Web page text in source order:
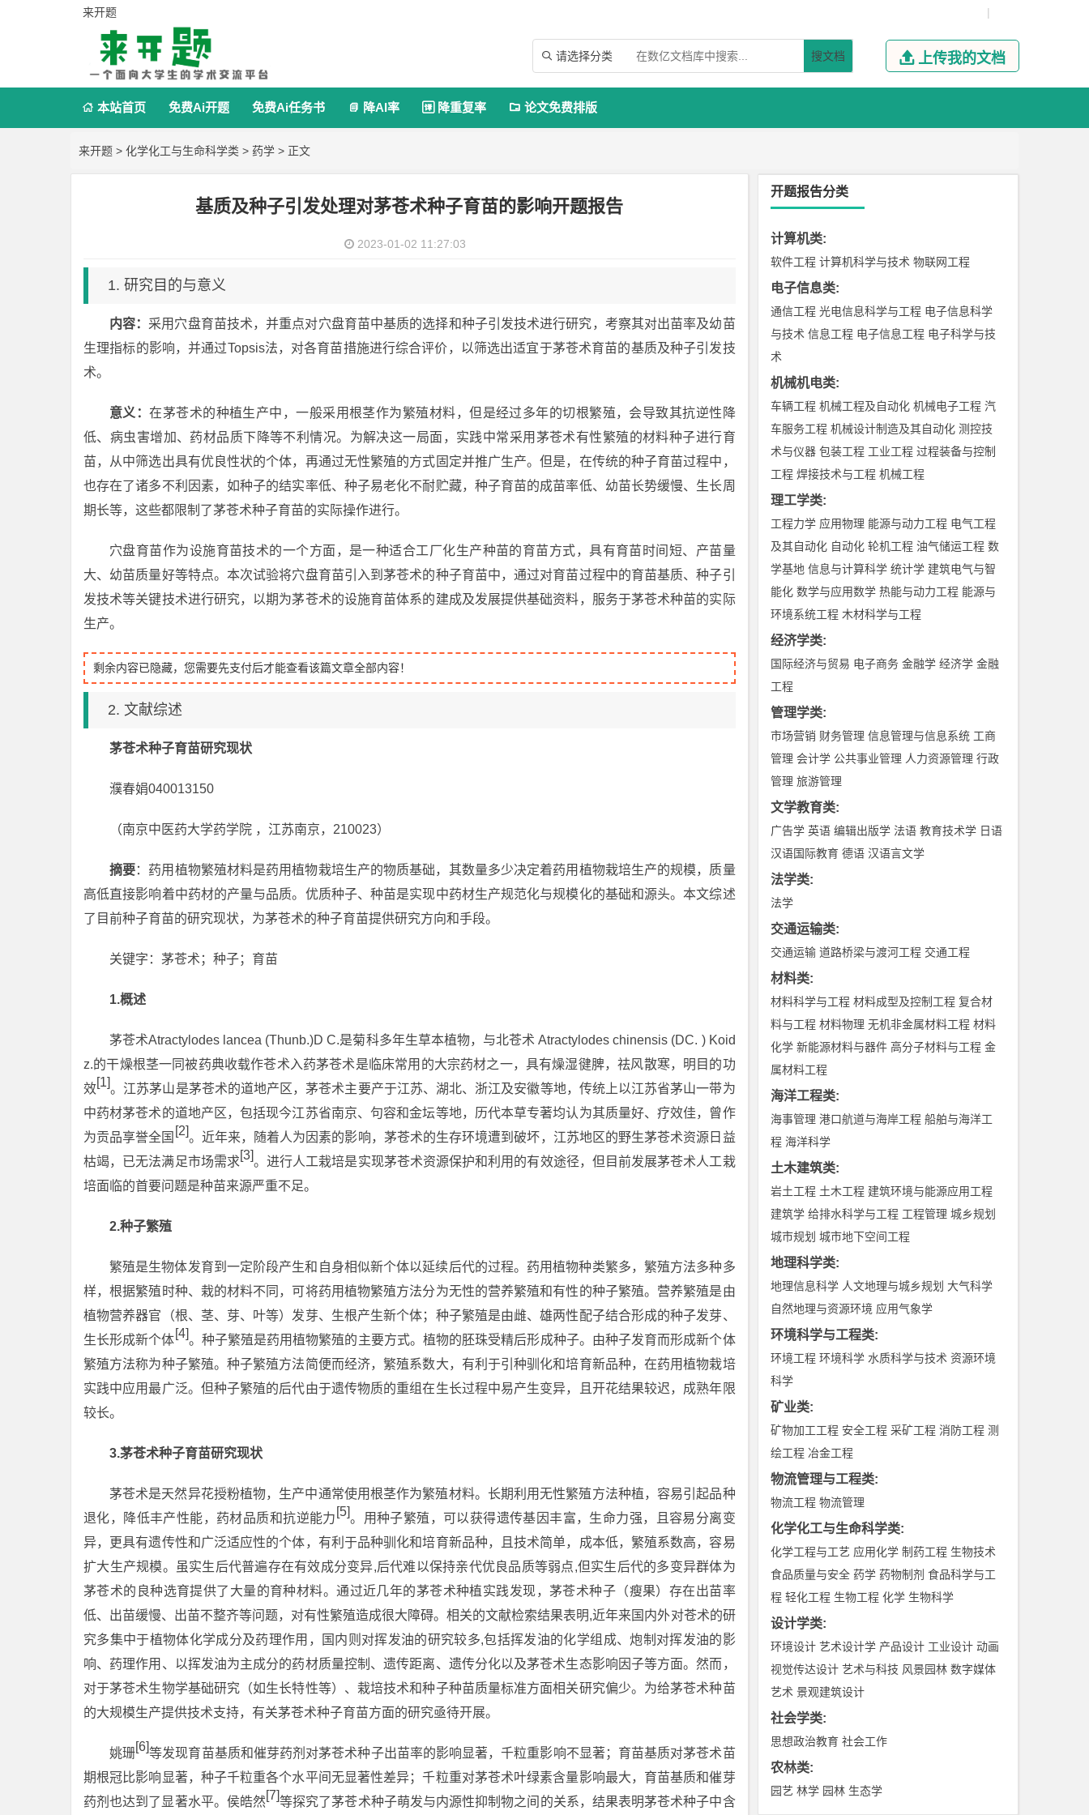
来开题 |
 请选择分类 搜文档  上传我的文档
 本站首页 免费Ai开题 免费Ai任务书  降AI率  降重复率  论文免费排版
来开题 > 化学化工与生命科学类 > 药学 > 正文
基质及种子引发处理对茅苍术种子育苗的影响开题报告
2023-01-02 11:27:03
1. 研究目的与意义
内容： 采用穴盘育苗技术，并重点对穴盘育苗中基质的选择和种子引发技术进行研究，考察其对出苗率及幼苗
生理指标的影响，并通过Topsis法，对各育苗措施进行综合评价，以筛选出适宜于茅苍术育苗的基质及种子引发技
术。
意义：在茅苍术的种植生产中，一般采用根茎作为繁殖材料，但是经过多年的切根繁殖，会导致其抗逆性降
低、病虫害增加、药材品质下降等不利情况。为解决这一局面，实践中常采用茅苍术有性繁殖的材料种子进行育
苗，从中筛选出具有优良性状的个体，再通过无性繁殖的方式固定并推广生产。但是，在传统的种子育苗过程中，
也存在了诸多不利因素，如种子的结实率低、种子易老化不耐贮藏，种子育苗的成苗率低、幼苗长势缓慢、生长周
期长等，这些都限制了茅苍术种子育苗的实际操作进行。
穴盘育苗作为设施育苗技术的一个方面，是一种适合工厂化生产种苗的育苗方式，具有育苗时间短、产苗量
大、幼苗质量好等特点。本次试验将穴盘育苗引入到茅苍术的种子育苗中，通过对育苗过程中的育苗基质、种子引
发技术等关键技术进行研究，以期为茅苍术的设施育苗体系的建成及发展提供基础资料，服务于茅苍术种苗的实际
生产。
剩余内容已隐藏，您需要先支付后才能查看该篇文章全部内容！
2. 文献综述
茅苍术种子育苗研究现状
濮春娟040013150
（南京中医药大学药学院 ，江苏南京，210023）
摘要：药用植物繁殖材料是药用植物栽培生产的物质基础，其数量多少决定着药用植物栽培生产的规模，质量
高低直接影响着中药材的产量与品质。优质种子、种苗是实现中药材生产规范化与规模化的基础和源头。本文综述
了目前种子育苗的研究现状，为茅苍术的种子育苗提供研究方向和手段。
关键字：茅苍术；种子；育苗
1.概述
茅苍术Atractylodes lancea (Thunb.)D C.是菊科多年生草本植物，与北苍术Atractylodes chinensis (DC. ) Koid
z.的干燥根茎一同被药典收载作苍术入药茅苍术是临床常用的大宗药材之一，具有燥湿徤脾，祛风散寒，明目的功
效[1]。江苏茅山是茅苍术的道地产区，茅苍术主要产于江苏、湖北、浙江及安徽等地，传统上以江苏省茅山一带为
中药材茅苍术的道地产区，包括现今江苏省南京、句容和金坛等地，历代本草专著均认为其质量好、疗效佳，曾作
为贡品享誉全国 [2]。近年来，随着人为因素的影响，茅苍术的生存环境遭到破坏，江苏地区的野生茅苍术资源日益
枯竭，已无法满足市场需求[3]。进行人工栽培是实现茅苍术资源保护和利用的有效途径，但目前发展茅苍术人工栽
培面临的首要问题是种苗来源严重不足。
2.种子繁殖
繁殖是生物体发育到一定阶段产生和自身相似新个体以延续后代的过程。药用植物种类繁多，繁殖方法多种多
样，根据繁殖时种、栽的材料不同，可将药用植物繁殖方法分为无性的营养繁殖和有性的种子繁殖。营养繁殖是由
植物营养器官（根、茎、芽、叶等）发芽、生根产生新个体；种子繁殖是由雌、雄两性配子结合形成的种子发芽、
生长形成新个体[4]。种子繁殖是药用植物繁殖的主要方式。植物的胚珠受精后形成种子。由种子发育而形成新个体
繁殖方法称为种子繁殖。种子繁殖方法简便而经济，繁殖系数大，有利于引种驯化和培育新品种，在药用植物栽培
实践中应用最广泛。但种子繁殖的后代由于遗传物质的重组在生长过程中易产生变异，且开花结果较迟，成熟年限
较长。
3.茅苍术种子育苗研究现状
茅苍术是天然异花授粉植物，生产中通常使用根茎作为繁殖材料。长期利用无性繁殖方法种植，容易引起品种
退化，降低丰产性能，药材品质和抗逆能力 [5]。用种子繁殖，可以获得遗传基因丰富，生命力强，且容易分离变
异，更具有遗传性和广泛适应性的个体，有利于品种驯化和培育新品种，且技术简单，成本低，繁殖系数高，容易
扩大生产规模。虽实生后代普遍存在有效成分变异,后代难以保持亲代优良品质等弱点,但实生后代的多变异群体为
茅苍术的良种选育提供了大量的育种材料。通过近几年的茅苍术种植实践发现，茅苍术种子（瘦果）存在出苗率
低、出苗缓慢、出苗不整齐等问题，对有性繁殖造成很大障碍。相关的文献检索结果表明,近年来国内外对苍术的研
究多集中于植物体化学成分及药理作用，国内则对挥发油的研究较多,包括挥发油的化学组成、炮制对挥发油的影
响、药理作用、以挥发油为主成分的药材质量控制、遗传距离、遗传分化以及茅苍术生态影响因子等方面。然而，
对于茅苍术生物学基础研究（如生长特性等）、栽培技术和种子种苗质量标准方面相关研究偏少。为给茅苍术种苗
的大规模生产提供技术支持，有关茅苍术种子育苗方面的研究亟待开展。
姚珊[6]等发现育苗基质和催芽药剂对茅苍术种子出苗率的影响显著，千粒重影响不显著；育苗基质对茅苍术苗
期根冠比影响显著，种子千粒重各个水平间无显著性差异；千粒重对茅苍术叶绿素含量影响最大，育苗基质和催芽
药剂也达到了显著水平。侯皓然[7]等探究了茅苍术种子萌发与内源性抑制物之间的关系，结果表明茅苍术种子中含
开题报告分类
计算机类:
软件工程 计算机科学与技术 物联网工程
电子信息类:
通信工程 光电信息科学与工程 电子信息科学
与技术 信息工程 电子信息工程 电子科学与技
术
机械机电类:
车辆工程 机械工程及自动化 机械电子工程 汽
车服务工程 机械设计制造及其自动化 测控技
术与仪器 包装工程 工业工程 过程装备与控制
工程 焊接技术与工程 机械工程
理工学类:
工程力学 应用物理 能源与动力工程 电气工程
及其自动化 自动化 轮机工程 油气储运工程 数
学基地 信息与计算科学 统计学 建筑电气与智
能化 数学与应用数学 热能与动力工程 能源与
环境系统工程 木材科学与工程
经济学类:
国际经济与贸易 电子商务 金融学 经济学 金融
工程
管理学类:
市场营销 财务管理 信息管理与信息系统 工商
管理 会计学 公共事业管理 人力资源管理 行政
管理 旅游管理
文学教育类:
广告学 英语 编辑出版学 法语 教育技术学 日语
汉语国际教育 德语 汉语言文学
法学类:
法学
交通运输类:
交通运输 道路桥梁与渡河工程 交通工程
材料类:
材料科学与工程 材料成型及控制工程 复合材
料与工程 材料物理 无机非金属材料工程 材料
化学 新能源材料与器件 高分子材料与工程 金
属材料工程
海洋工程类:
海事管理 港口航道与海岸工程 船舶与海洋工
程 海洋科学
土木建筑类:
岩土工程 土木工程 建筑环境与能源应用工程
建筑学 给排水科学与工程 工程管理 城乡规划
城市规划 城市地下空间工程
地理科学类:
地理信息科学 人文地理与城乡规划 大气科学
自然地理与资源环境 应用气象学
环境科学与工程类:
环境工程 环境科学 水质科学与技术 资源环境
科学
矿业类:
矿物加工工程 安全工程 采矿工程 消防工程 测
绘工程 冶金工程
物流管理与工程类:
物流工程 物流管理
化学化工与生命科学类:
化学工程与工艺 应用化学 制药工程 生物技术
食品质量与安全 药学 药物制剂 食品科学与工
程 轻化工程 生物工程 化学 生物科学
设计学类:
环境设计 艺术设计学 产品设计 工业设计 动画
视觉传达设计 艺术与科技 风景园林 数字媒体
艺术 景观建筑设计
社会学类:
思想政治教育 社会工作
农林类:
园艺 林学 园林 生态学